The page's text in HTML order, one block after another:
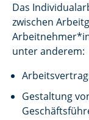
Das
zwischen
unter anderem:
Gestaltung